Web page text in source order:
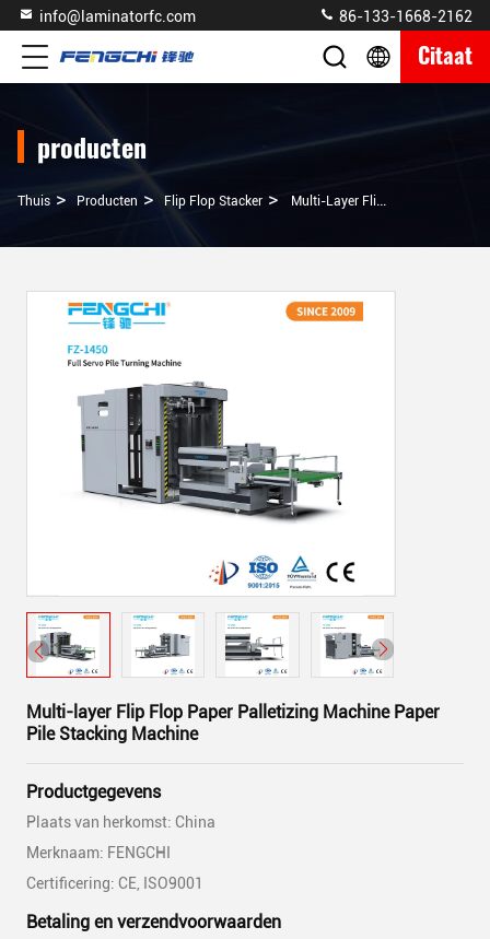
info@laminatorfc.com 86-133-1668-2162
Citaat
producten
Thuis > Producten > Flip Flop Stacker > Multi-Layer Flip Flop Paper Palletizing Machine Paper Pile Stacking Machine
Multi-layer Flip Flop Paper Palletizing Machine Paper
Pile Stacking Machine
Productgegevens
Plaats van herkomst: China
Merknaam: FENGCHI
Certificering: CE, ISO9001
Betaling en verzendvoorwaarden